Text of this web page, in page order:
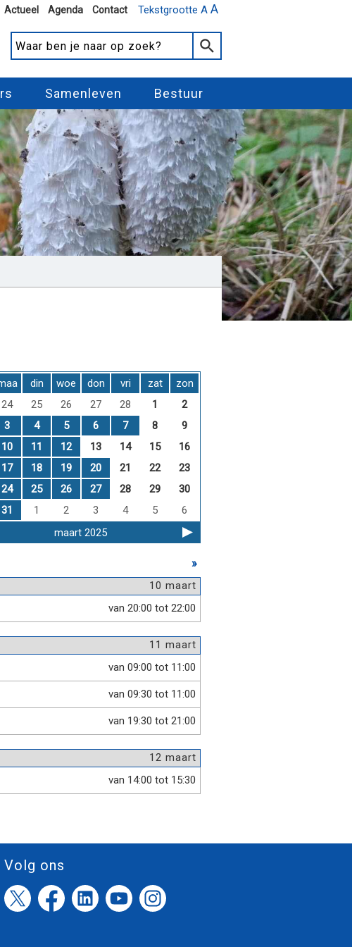
Tekstgrootte A A
Actueel Agenda Contact
Samenleven Bestuur
din woe don vri zat
zon
24 25 26 27 28 1
2
3 4 5 6 7 8
9
10 11 12 13 14 15
16
17 18 19 20 21 22
23
24 25 26 27 28 29
30
31 1 2 3 4 5
6
maart 2025
»
10 maart
van 20:00 tot 22:00
11 maart
van 09:00 tot 11:00
van 09:30 tot 11:00
van 19:30 tot 21:00
12 maart
van 14:00 tot 15:30
Volg ons